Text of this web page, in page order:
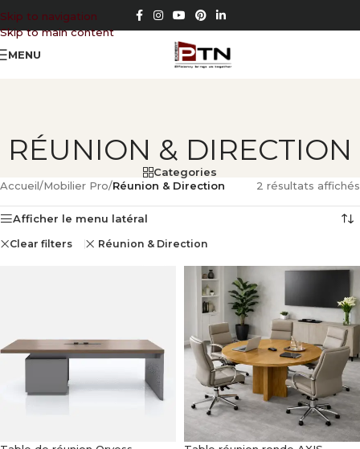
Skip to navigation
Skip to main content
MENU
RÉUNION & DIRECTION
Categories
Accueil/Mobilier Pro/Réunion & Direction 2 résultats affichés
Afficher le menu latéral
Clear filters Réunion & Direction